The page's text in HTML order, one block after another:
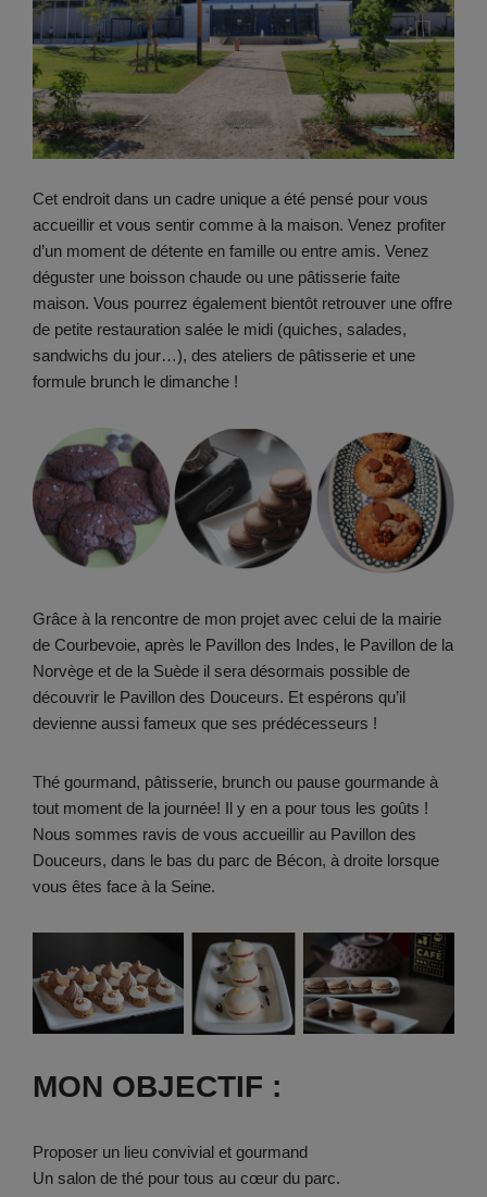
Cet endroit dans un cadre unique a été pensé pour vous
accueillir et vous sentir comme à la maison. Venez profiter
d’un moment de détente en famille ou entre amis. Venez
déguster une boisson chaude ou une pâtisserie faite
maison. Vous pourrez également bientôt retrouver une offre
de petite restauration salée le midi (quiches, salades,
sandwichs du jour…), des ateliers de pâtisserie et une
formule brunch le dimanche !
Grâce à la rencontre de mon projet avec celui de la mairie
de Courbevoie, après le Pavillon des Indes, le Pavillon de la
Norvège et de la Suède il sera désormais possible de
découvrir le Pavillon des Douceurs. Et espérons qu’il
devienne aussi fameux que ses prédécesseurs !
Thé gourmand, pâtisserie, brunch ou pause gourmande à
tout moment de la journée! Il y en a pour tous les goûts !
Nous sommes ravis de vous accueillir au Pavillon des
Douceurs, dans le bas du parc de Bécon, à droite lorsque
vous êtes face à la Seine.
MON OBJECTIF :
Proposer un lieu convivial et gourmand
Un salon de thé pour tous au cœur du parc.